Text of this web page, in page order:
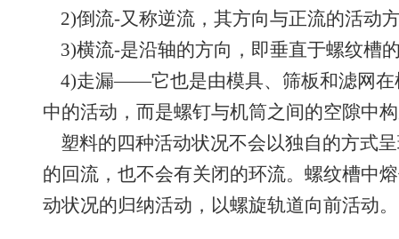
2)倒流-又称逆流，其方向与正流的活动
3)横流-是沿轴的方向，即垂直于螺纹槽
4)走漏——它也是由模具、筛板和滤网在
中的活动，而是螺钉与机筒之间的空隙中
塑料的四种活动状况不会以独自的方式
的回流，也不会有关闭的环流。螺纹槽中
动状况的归纳活动，以螺旋轨道向前活动。